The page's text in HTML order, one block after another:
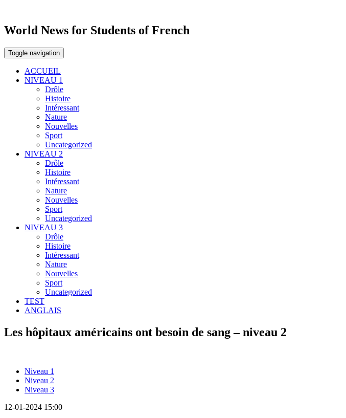
World News for Students of French
Toggle navigation
ACCUEIL
NIVEAU 1
Drôle
Histoire
Intéressant
Nature
Nouvelles
Sport
Uncategorized
NIVEAU 2
Drôle
Histoire
Intéressant
Nature
Nouvelles
Sport
Uncategorized
NIVEAU 3
Drôle
Histoire
Intéressant
Nature
Nouvelles
Sport
Uncategorized
TEST
ANGLAIS
Les hôpitaux américains ont besoin de sang – niveau 2
Niveau 1
Niveau 2
Niveau 3
12-01-2024 15:00